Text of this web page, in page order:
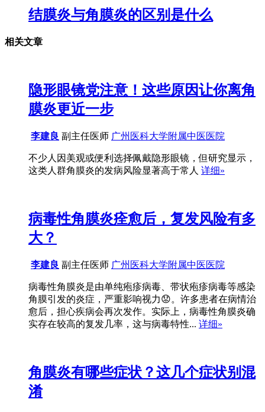
结膜炎与角膜炎的区别是什么
相关文章
隐形眼镜党注意！这些原因让你离角
膜炎更近一步
李建良 副主任医师 广州医科大学附属中医医院
不少人因美观或便利选择佩戴隐形眼镜，但研究显示，
这类人群角膜炎的发病风险显著高于常人 详细»
病毒性角膜炎痊愈后，复发风险有多
大？
李建良 副主任医师 广州医科大学附属中医医院
病毒性角膜炎是由单纯疱疹病毒、带状疱疹病毒等感染
角膜引发的炎症，严重影响视力😟。许多患者在病情治
愈后，担心疾病会再次发作。实际上，病毒性角膜炎确
实存在较高的复发几率，这与病毒特性... 详细»
角膜炎有哪些症状？这几个症状别混
淆